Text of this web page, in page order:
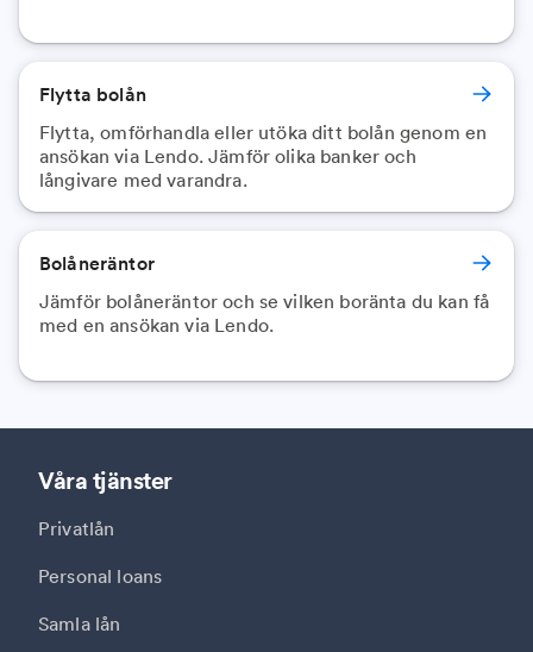
Flytta bolån
Flytta, omförhandla eller utöka ditt bolån genom en
ansökan via Lendo. Jämför olika banker och
långivare med varandra.
Bolåneräntor
Jämför bolåneräntor och se vilken boränta du kan få
med en ansökan via Lendo.
Våra tjänster
Privatlån
Personal loans
Samla lån